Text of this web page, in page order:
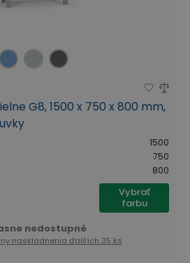
G8, 1500 x 750 x 800 mm,
1500
750
800
Vybrať
farbu
nedostupné
naskladnenia ďalších 35 ks